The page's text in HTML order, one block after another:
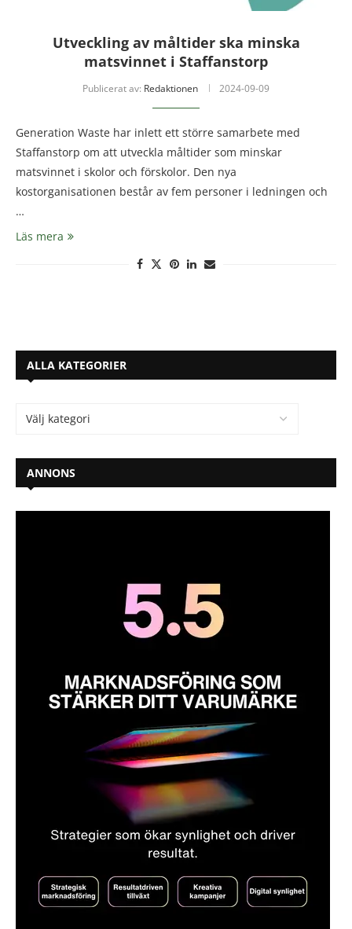
Utveckling av måltider ska minska
matsvinnet i Staffanstorp
Publicerat av: Redaktionen 2024-09-09
Generation Waste har inlett ett större samarbete med
Staffanstorp om att utveckla måltider som minskar
matsvinnet i skolor och förskolor. Den nya
kostorganisationen består av fem personer i ledningen och
…
Läs mera
ALLA KATEGORIER
ANNONS